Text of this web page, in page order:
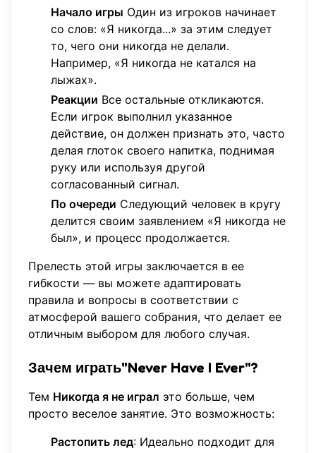
Начало игры Один из игроков начинает
со слов: «Я никогда...» за этим следует
то, чего они никогда не делали.
Например, «Я никогда не катался на
лыжах».
Реакции Все остальные откликаются.
Если игрок выполнил указанное
действие, он должен признать это, часто
делая глоток своего напитка, поднимая
руку или используя другой
согласованный сигнал.
По очереди Следующий человек в кругу
делится своим заявлением «Я никогда не
был», и процесс продолжается.
Прелесть этой игры заключается в ее
гибкости — вы можете адаптировать
правила и вопросы в соответствии с
атмосферой вашего собрания, что делает ее
отличным выбором для любого случая.
Зачем играть"Never Have I Ever"?
Тем Никогда я не играл это больше, чем
просто веселое занятие. Это возможность:
Растопить лед: Идеально подходит для